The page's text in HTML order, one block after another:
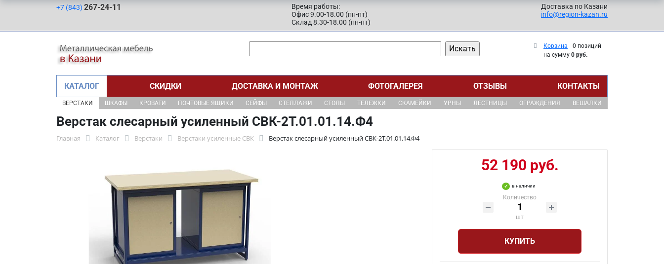
+7 (843) 267-24-11
Время работы:
Офис 9.00-18.00 (пн-пт)
Склад 8.30-18.00 (пн-пт)
Доставка по Казани
info@region-kazan.ru
Корзина
0 позиций
на сумму 0 руб.
КАТАЛОГ СКИДКИ ДОСТАВКА И МОНТАЖ ФОТОГАЛЕРЕЯ ОТЗЫВЫ КОНТАКТЫ
ВЕРСТАКИ ШКАФЫ КРОВАТИ ПОЧТОВЫЕ ЯЩИКИ СЕЙФЫ СТЕЛЛАЖИ СТОЛЫ ТЕЛЕЖКИ СКАМЕЙКИ УРНЫ ЛЕСТНИЦЫ ОГРАЖДЕНИЯ ВЕШАЛКИ
Верстак слесарный усиленный СВК-2Т.01.01.14.Ф4
Главная Каталог Верстаки Верстаки усиленные СВК Верстак слесарный усиленный СВК-2Т.01.01.14.Ф4
52 190 руб.
в наличии
Количество
шт
КУПИТЬ